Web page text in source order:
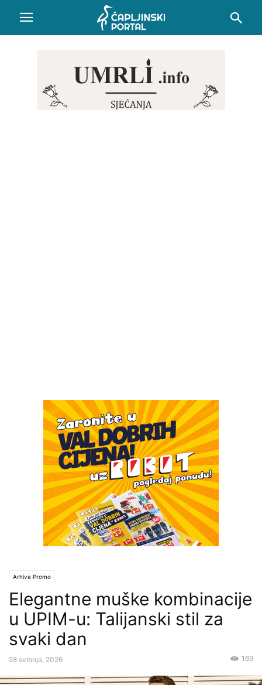
Arhiva Promo
Elegantne muške kombinacije
u UPIM-u: Talijanski stil za
svaki dan
28 svibnja, 2026 169